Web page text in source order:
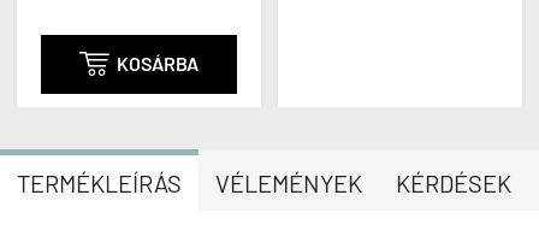
 KOSÁRBA
TERMÉKLEÍRÁS VÉLEMÉNYEK KÉRDÉSEK